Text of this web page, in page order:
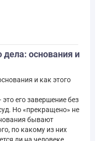
основания и
и как этого
его завершение без
Но «прекращено» не
бывают
по какому из них